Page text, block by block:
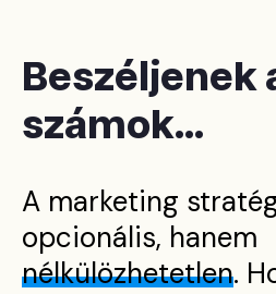
Beszéljenek
számok...
A marketing
opcionális, hanem
nélkülözhetetlen.